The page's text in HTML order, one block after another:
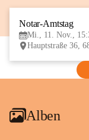
Notar-Amtstag
Mi., 11. Nov.,
Hauptstraße 36,
Alben